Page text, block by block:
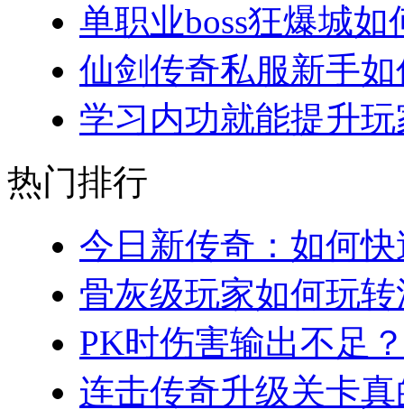
单职业boss狂爆城
仙剑传奇私服新手
学习内功就能提升
热门排行
今日新传奇：如何
骨灰级玩家如何玩
PK时伤害输出不足
连击传奇升级关卡